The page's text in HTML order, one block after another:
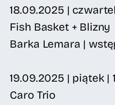
18.09.2025 |
Fish Basket + Blizny
Barka Lemara |
19.09.2025 | piątek |
Caro Trio